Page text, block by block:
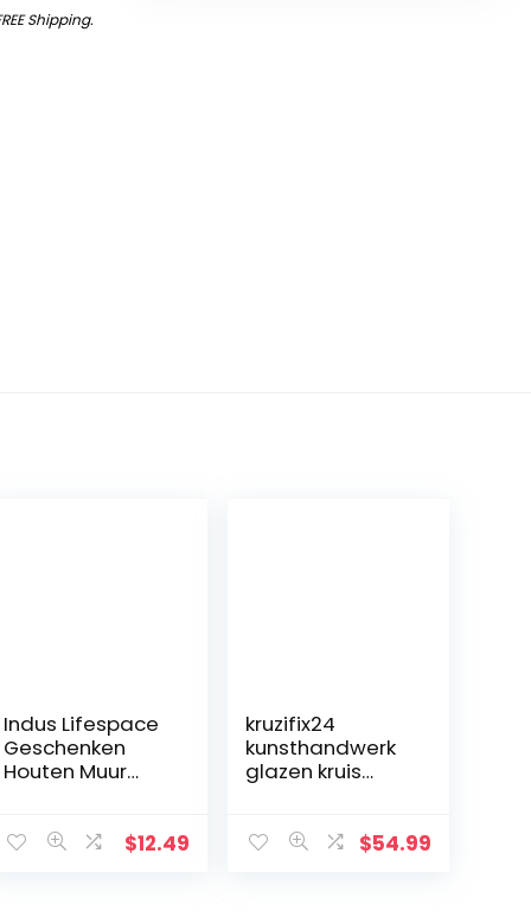
Shipping.
Indus Lifespace
Geschenken
Houten Muur
Opknoping met
$12.49
kruzifix24
kunsthandwerk
glazen kruis
blauw
$54.99